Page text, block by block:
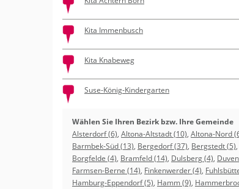
Kita Immenbusch
Kita Knabeweg
Suse-König-Kindergarten
Wählen Sie Ihren Bezirk bzw. Ihre Gemeinde
Alsterdorf (6), Altona-Altstadt (10), Altona-Nord
Barmbek-Süd (13), Bergedorf (37), Bergstedt (5),
Borgfelde (4), Bramfeld (14), Dulsberg (4),
Farmsen-Berne (14), Finkenwerder (4),
Hamburg-Eppendorf (5), Hamm (9),